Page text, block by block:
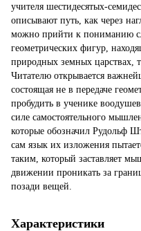
учителя шестидесятых-
описывают путь, как через
можно прийти к пониманию
геометрических фигур,
природных земных царствах,
Читателю открывается
состоящая не в передаче
пробудить в ученике
силе самостоятельного
которые обозначил Рудольф
сам язык их изложения
таким, который заставляет
движении проникать за
позади вещей.
Характеристики